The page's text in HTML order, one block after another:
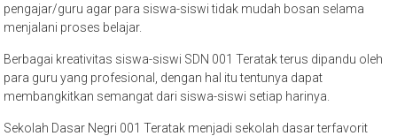
pengajar/guru agar para siswa-siswi tidak mudah bosan selama
menjalani proses belajar.
Berbagai kreativitas siswa-siswi SDN 001 Teratak terus dipandu oleh
para guru yang profesional, dengan hal itu tentunya dapat
membangkitkan semangat dari siswa-siswi setiap harinya.
Sekolah Dasar Negri 001 Teratak menjadi sekolah dasar terfavorit